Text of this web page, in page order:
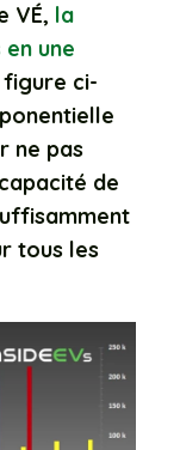
VÉ, la
une
ci-
ne pas
de
tous les